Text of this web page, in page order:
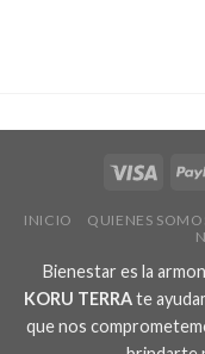
INICIO QUIENES
Bienestar es la
KORU TERRAte
que nos